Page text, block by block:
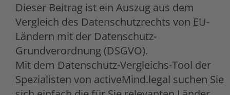
Dieser Beitrag ist ein Auszug aus dem
Vergleich des Datenschutzrechts von EU-
Ländern mit der Datenschutz-
Grundverordnung (DSGVO).
Mit dem Datenschutz-Vergleichs-Tool der
Spezialisten von activeMind.legal suchen Sie